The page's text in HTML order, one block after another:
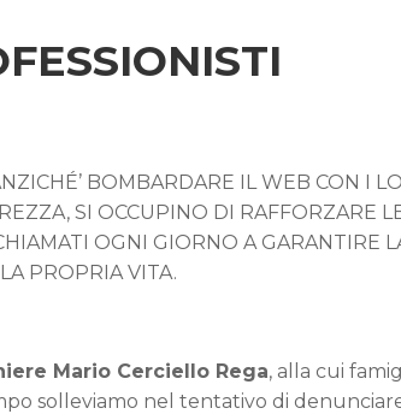
BOMBARDARE IL WEB CON I
SI OCCUPINO DI RAFFORZARE
OGNI GIORNO A GARANTIRE
PROPRIA VITA.
Mario Cerciello Rega, alla cui
solleviamo nel tentativo di